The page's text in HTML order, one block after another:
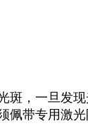
，一旦发
带专用激